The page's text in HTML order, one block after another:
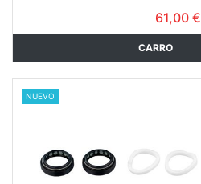
61,00 €
CARRO
NUEVO